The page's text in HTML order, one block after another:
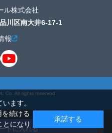
ル株式会社
川区南大井6-17-1
報
Co. All rights reserved.
ます。
を続ける
とになり
承諾する
トに入れる